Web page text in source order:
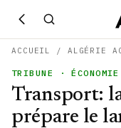
ACCUEIL / ALGÉRIE
TRIBUNE · ÉCONOMIE
Transport:
prépare le